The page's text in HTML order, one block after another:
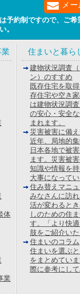
メ
予約制ですので、ご希
。
体
業
住まいと暮ら
建物状況調査
ン）のすすめ
既存住宅を取
存住宅や空き
は建物状況調
の安心・安全
まれます。
災害被害に備え
近年、局地的集
日本各地で被
ます。災害被
知識や情報を
大事になってい
住み替えマニ
みなさんに訪
活が変わると
しのための住
す。「より快
肢をご紹介いた
住まいのコラム
住まいを選ぶ
をまとめてい
際に参考にし